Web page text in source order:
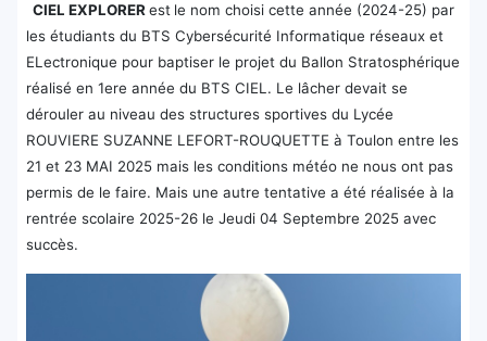
CIEL EXPLORERest le nom choisi cette année (2024-25) par
les étudiants du BTS Cybersécurité Informatique réseaux et
ELectronique pour baptiser le projet du Ballon Stratosphérique
réalisé en 1ere année du BTS CIEL. Le lâcher devait se
dérouler au niveau des structures sportives du Lycée
ROUVIERE SUZANNE LEFORT-ROUQUETTE à Toulon entre les
21 et 23 MAI 2025 mais les conditions météo ne nous ont pas
permis de le faire. Mais une autre tentative a été réalisée à la
rentrée scolaire 2025-26 le Jeudi 04 Septembre 2025 avec
succès.